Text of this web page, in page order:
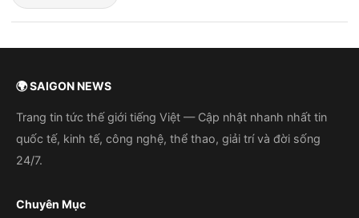
🌍 SAIGON NEWS
Trang tin tức thế giới tiếng Việt — Cập nhật nhanh nhất tin
quốc tế, kinh tế, công nghệ, thể thao, giải trí và đời sống
24/7.
Chuyên Mục